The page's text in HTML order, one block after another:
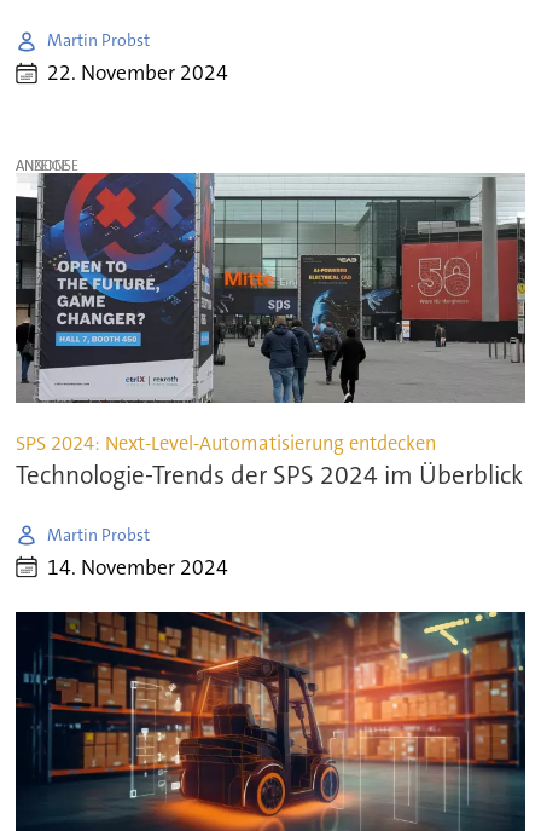
Martin Probst
22. November 2024
ANZEIGE
SPS 2024: Next-Level-Automatisierung entdecken
Technologie-Trends der SPS 2024 im Überblick
Martin Probst
14. November 2024